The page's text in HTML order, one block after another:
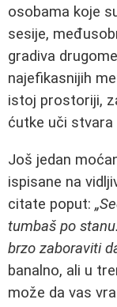
osobama koje
sesije,
gradiva
najefikasnijih
istoj prostoriji,
ćutke uči
Još jedan
ispisane na
citate poput:
tumbaš po
brzo zaboraviti
banalno, ali u
može da vas